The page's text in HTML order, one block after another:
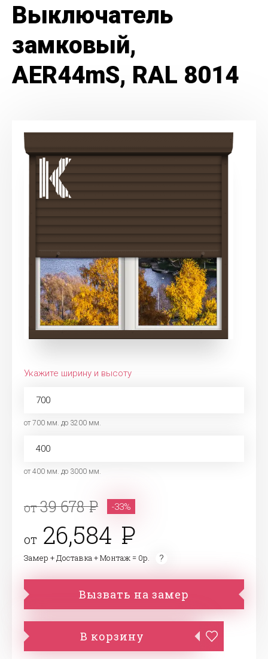
Выключатель
замковый,
AER44mS, RAL 8014
Укажите ширину и высоту
от 700 мм. до 3200 мм.
от 400 мм. до 3000 мм.
от39 678 -33%
от 26,584
Замер + Доставка + Монтаж = 0р.
Вызвать на замер
В корзину